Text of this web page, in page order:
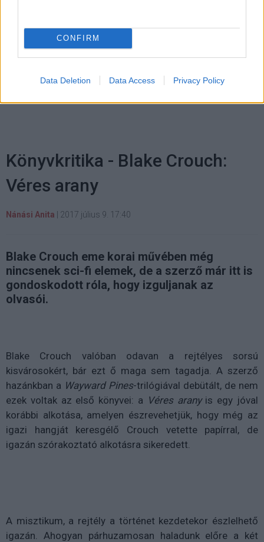
CONFIRM
Data Deletion Data Access Privacy Policy
#batman: gotham by gaslight
comics
#batman and harley quinn #dc animation
#mike
#brian augustyn
Könyvkritika - Blake Crouch:
Véres arany
Nánási Anita 2017 július 9. 17:40
Blake Crouch eme korai művében még
nincsenek sci-fi elemek, de a szerző már itt is
gondoskodott róla, hogy izguljanak az
olvasói.
Blake Crouch valóban odavan a rejtélyes sorsú
kisvárosokért, bár ezt ő maga sem tagadja. A szerző
hazánkban a Wayward Pines-trilógiával debütált, de nem
ezek voltak az első könyvei: a Véres aranyis egy jóval
korábbi alkotása, amelyen észrevehetjük, hogy még az
igazi hangját keresgélő Crouch vetette papírral, de
igazán szórakoztató alkotásra sikeredett.
A misztikum, a rejtély a történet kezdetekor észlelhető
igazán. Ahogyan párhuzamosan haladunk előre a két